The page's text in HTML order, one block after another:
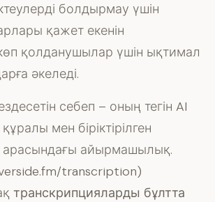
болдырмау үшін
қажет екенін
қолданушылар үшін ықтимал
әкеледі.
себеп – оның тегін AI
мен біріктірілген
арасындағы айырмашылық.
transcription)
транскрипцияларды бұлтта